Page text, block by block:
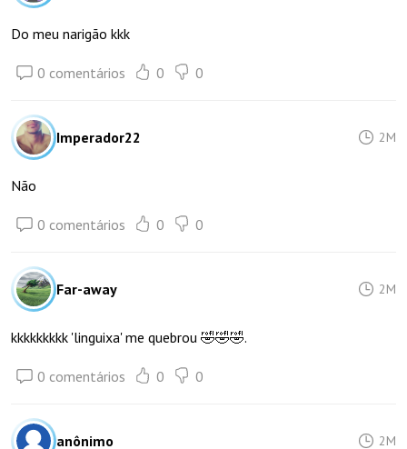
Do meu narigão kkk
0 comentários 0 0
Imperador22 2M
Não
0 comentários 0 0
Far-away 2M
kkkkkkkkk 'linguixa' me quebrou 🤣🤣🤣.
0 comentários 0 0
anônimo 2M